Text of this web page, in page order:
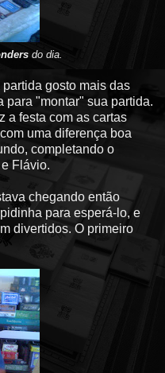
do dia.
gosto mais das
para "montar" sua partida.
a festa com as cartas
uma diferença boa
completando o
Flávio.
chegando então
para esperá-lo, e
divertidos. O primeiro